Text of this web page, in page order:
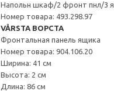
Напольн шкаф/2 фронт пнл/3
Номер товара: 493.298.97
VÅRSTA ВОРСТА
Фронтальная панель ящика
Номер товара: 904.106.20
Ширина: 41 см
Высота: 2 см
Длина: 86 см